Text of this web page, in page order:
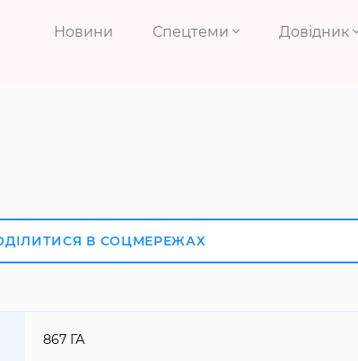
Новини Спецтеми Довідник
В СОЦМЕРЕЖАХ
867 ГА